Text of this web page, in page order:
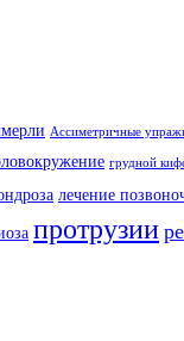
Ассиметричные
грудной
лечение
протрузии